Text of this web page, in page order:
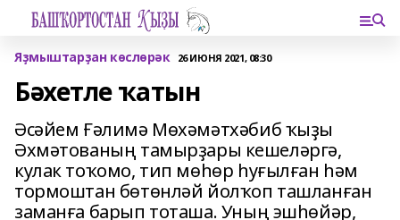
Яҙмыштарҙан көслөрәк 26 ИЮНЯ 2021, 08:30
Бәхетле ҡатын
Әсәйем Ғәлимә Мөхәмәтхәбиб ҡыҙы
Әхмәтованың тамырҙары кешеләргә,
кулак тоҡомо, тип мөһөр һуғылған һәм
тормоштан бөтөнләй йолҡоп ташланған
заманға барып тоташа. Уның эшһөйәр,